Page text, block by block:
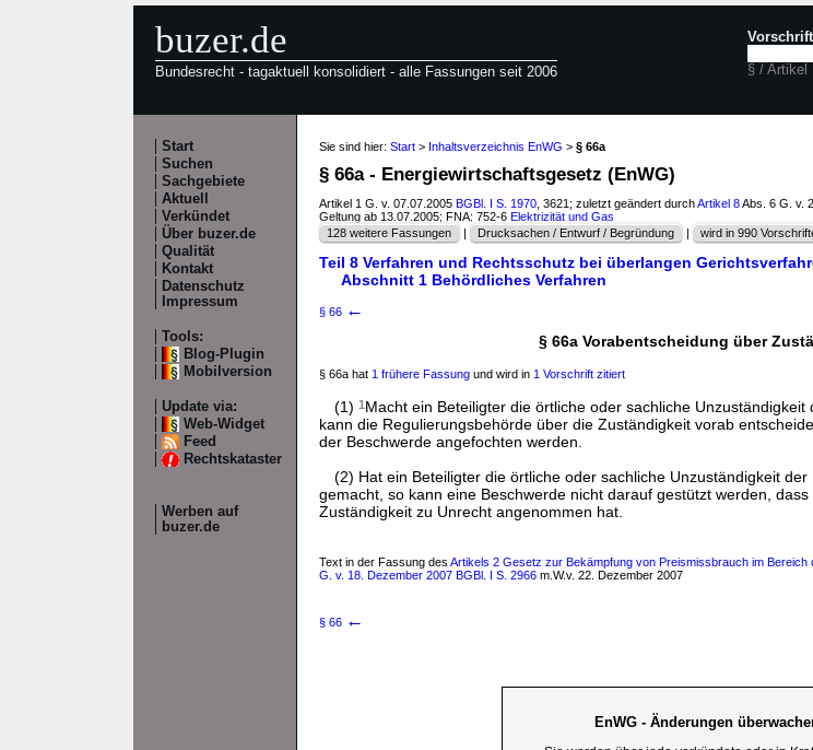
buzer.de
Bundesrecht - tagaktuell konsolidiert - alle Fassungen seit 2006 § / Artikel
Start
Suchen
Sachgebiete
Aktuell
Verkündet
Über buzer.de
Qualität
Kontakt
Datenschutz
Impressum
Tools:
Blog-Plugin
Mobilversion
Update via:
Web-Widget
Feed
Rechtskataster
Werben auf
buzer.de
Sie sind hier: Start > Inhaltsverzeichnis EnWG > § 66a
§ 66a - Energiewirtschaftsgesetz (EnWG)
Artikel 1 G. v. 07.07.2005 BGBl. I S. 1970 , 3621; zuletzt geändert durchArtikel 8Abs. 6 G. v.
Geltung ab 13.07.2005; FNA: 752-6 Elektrizität und Gas
128 weitere Fassungen
| Drucksachen / Entwurf / Begründung | wird in 990
Teil 8 Verfahren und Rechtsschutz bei überlangen
Abschnitt 1 Behördliches Verfahren
§ 66 ←
§ 66a Vorabentscheidung über
§ 66a hat 1 frühere Fassung und wird in 1 Vorschrift zitiert
(1) 1Macht ein Beteiligter die örtliche oder sachliche
kann die Regulierungsbehörde über die Zuständigkeit vorab
der Beschwerde angefochten werden.
(2) Hat ein Beteiligter die örtliche oder sachliche Unzuständigkeit
gemacht, so kann eine Beschwerde nicht darauf gestützt werden,
Zuständigkeit zu Unrecht angenommen hat.
Text in der Fassung des Artikels 2 Gesetz zur Bekämpfung von Preismissbrauch im
G. v. 18. Dezember 2007 BGBl. I S. 2966 m.W.v. 22. Dezember 2007
§ 66 ←
EnWG - Änderungen